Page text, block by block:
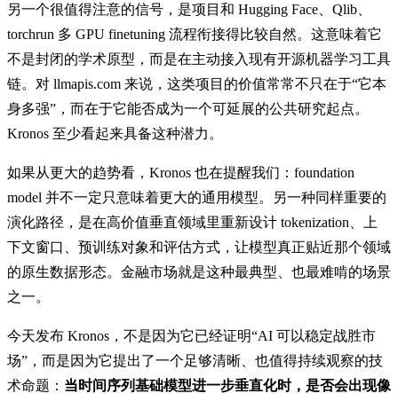
另一个很值得注意的信号，是项目和 Hugging Face、Qlib、
torchrun 多 GPU finetuning 流程衔接得比较自然。这意味着它
不是封闭的学术原型，而是在主动接入现有开源机器学习工具
链。对 llmapis.com 来说，这类项目的价值常常不只在于“它本
身多强”，而在于它能否成为一个可延展的公共研究起点。
Kronos 至少看起来具备这种潜力。
如果从更大的趋势看，Kronos 也在提醒我们：foundation
model 并不一定只意味着更大的通用模型。另一种同样重要的
演化路径，是在高价值垂直领域里重新设计 tokenization、上
下文窗口、预训练对象和评估方式，让模型真正贴近那个领域
的原生数据形态。金融市场就是这种最典型、也最难啃的场景
之一。
今天发布 Kronos，不是因为它已经证明“AI 可以稳定战胜市
场”，而是因为它提出了一个足够清晰、也值得持续观察的技
术命题： 当时间序列基础模型进一步垂直化时，是否会出现像